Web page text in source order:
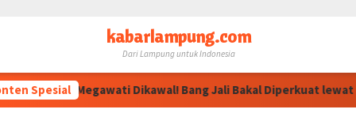
kabarlampung.com
Dari Lampung untuk Indonesia
Spesial
Megawati Dikawal! Bang Jali Bakal Diperkuat lewat Pojok